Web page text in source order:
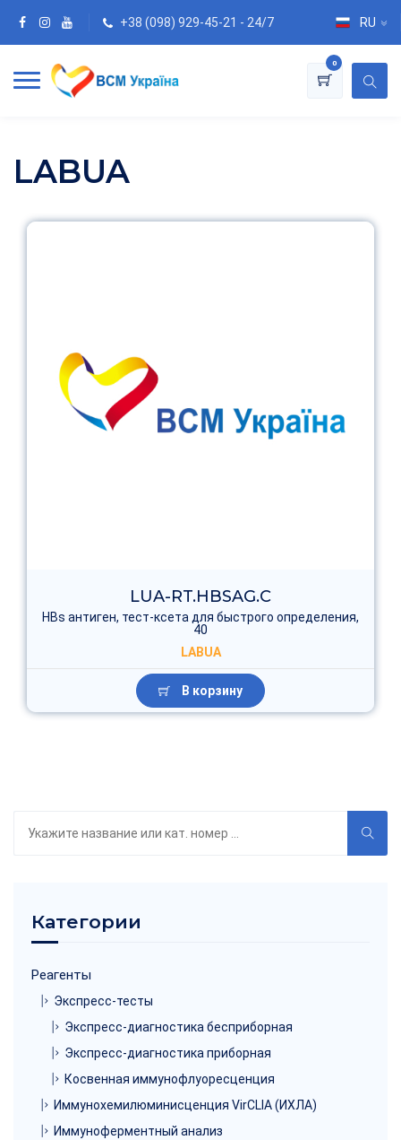
+38 (098) 929-45-21 - 24/7 RU
0
LABUA
LUA-RT.HBSAG.C
HBs антиген, тест-ксета для быстрого определения,
40
LABUA
В корзину
Категории
Реагенты
Экспресс-тесты
Экспресс-диагностика бесприборная
Экспресс-диагностика приборная
Косвенная иммунофлуоресценция
Иммунохемилюминисценция VirCLIA (ИХЛА)
Иммуноферментный анализ